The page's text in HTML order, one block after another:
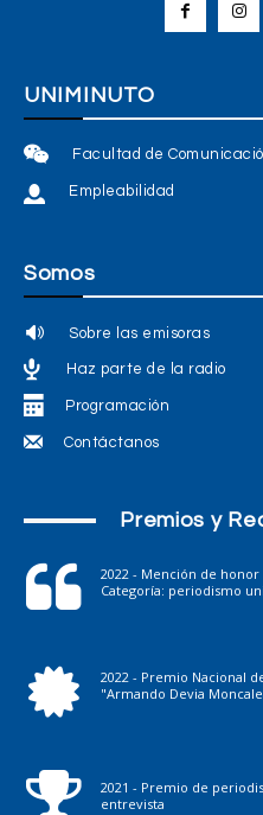
UNIMINUTO
Facultad de
Empleabilidad
Somos
Sobre las emisoras
Haz parte de la radio
Programación
Contáctanos
Premios y
2022 - Mención de
Categoría: periodismo
2022 - Premio Nacional
"Armando Devia
2021 - Premio de
entrevista